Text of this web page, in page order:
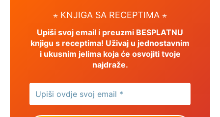
⋆ KNJIGA SA RECEPTIMA ⋆
Upiši svoj email i preuzmi BESPLATNU
knjigu s receptima! Uživaj u jednostavnim
i ukusnim jelima koja će osvojiti tvoje
najdraže.